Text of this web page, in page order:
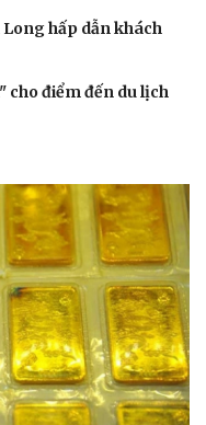
hấp dẫn khách
cho điểm đến du lịch